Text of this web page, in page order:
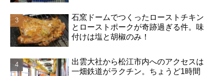
石窯ドームでつくったローストチキン
とローストポークが奇跡過ぎる件。味
付けは塩と胡椒のみ！
出雲大社から松江市内へのアクセスは
一畑鉄道がラクチン。ちょうど1時間